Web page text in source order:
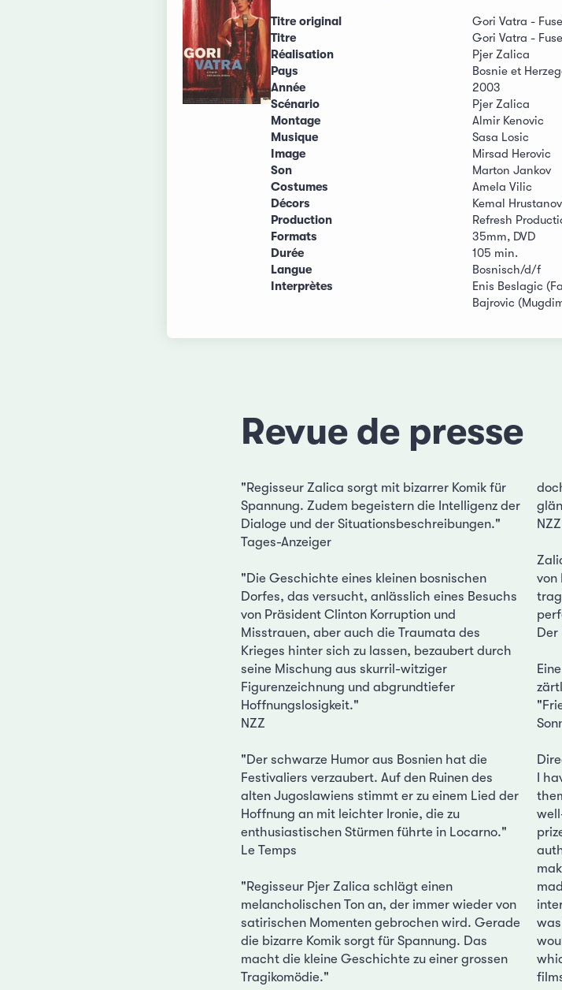
Titre original
Gori Vatra -
Titre
Gori Vatra -
Réalisation
Pjer Zalica
Pays
Bosnie et
Année
2003
Scénario
Pjer Zalica
Montage
Almir Kenovic
Musique
Sasa Losic
Image
Mirsad Herovic
Son
Marton Jankov
Costumes
Amela Vilic
Décors
Kemal
Production
Refresh
Formats
35mm, DVD
Durée
105 min.
Langue
Bosnisch/d/f
Interprètes
Enis Beslagic
Bajrovic
Revue de presse
"Regisseur Zalica sorgt mit bizarrer Komik für
Spannung. Zudem begeistern die Intelligenz der
Dialoge und der Situationsbeschreibungen."
Tages-Anzeiger
"Die Geschichte eines kleinen bosnischen
Dorfes, das versucht, anlässlich eines Besuchs
von Präsident Clinton Korruption und
Misstrauen, aber auch die Traumata des
Krieges hinter sich zu lassen, bezaubert durch
seine Mischung aus skurril-witziger
Figurenzeichnung und abgrundtiefer
Hoffnungslosigkeit."
NZZ
"Der schwarze Humor aus Bosnien hat die
Festivaliers verzaubert. Auf den Ruinen des
alten Jugoslawiens stimmt er zu einem Lied der
Hoffnung an mit leichter Ironie, die zu
enthusiastischen Stürmen führte in Locarno."
Le Temps
"Regisseur Pjer Zalica schlägt einen
melancholischen Ton an, der immer wieder von
satirischen Momenten gebrochen wird. Gerade
die bizarre Komik sorgt für Spannung. Das
macht die kleine Geschichte zu einer grossen
Tragikomödie."
von
Der
I